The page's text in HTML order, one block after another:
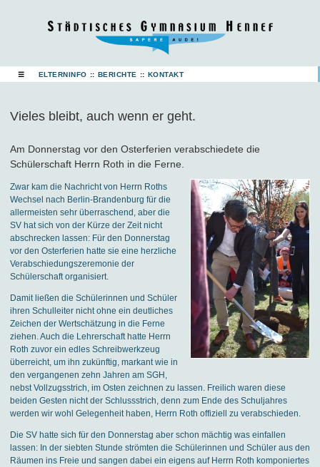
☰ ELTERNINFO :: BERICHTE :: KONTAKT
Vieles bleibt, auch wenn er geht.
Am Donnerstag vor den Osterferien verabschiedete die
Schülerschaft Herrn Roth in die Ferne.
Zwar kam die Nachricht von Herrn Roths
Wechsel nach Berlin-Brandenburg für die
allermeisten sehr überraschend, aber die
SV hat sich von der Kürze der Zeit nicht
abschrecken lassen: Für den Donnerstag
vor den Osterferien hatte sie eine herzliche
Verabschiedungszeremonie der
Schülerschaft organisiert.
Damit ließen die Schülerinnen und Schüler
ihren Schulleiter nicht ohne ein deutliches
Zeichen der Wertschätzung in die Ferne
ziehen. Auch die Lehrerschaft hatte Herrn
Roth zuvor ein edles Schreibwerkzeug
überreicht, um ihn zukünftig, markant wie in
den vergangenen zehn Jahren am SGH,
nebst Vollzugsstrich, im Osten zeichnen zu lassen. Freilich waren diese
beiden Gesten nicht der Schlussstrich, denn zum Ende des Schuljahres
werden wir wohl Gelegenheit haben, Herrn Roth offiziell zu verabschieden.
Die SV hatte sich für den Donnerstag aber schon mächtig was einfallen
lassen: In der siebten Stunde strömten die Schülerinnen und Schüler aus den
Räumen ins Freie und sangen dabei ein eigens auf Herrn Roth komponiertes